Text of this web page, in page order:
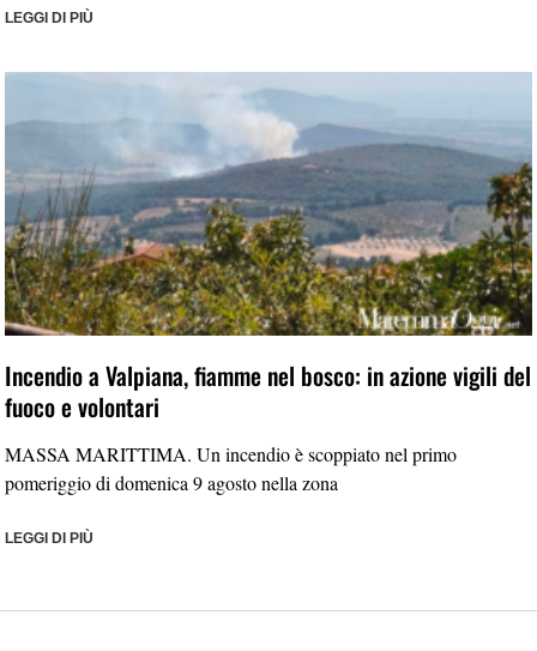
LEGGI DI PIÙ
Incendio a Valpiana, fiamme nel bosco: in azione vigili del
fuoco e volontari
MASSA MARITTIMA. Un incendio è scoppiato nel primo
pomeriggio di domenica 9 agosto nella zona
LEGGI DI PIÙ